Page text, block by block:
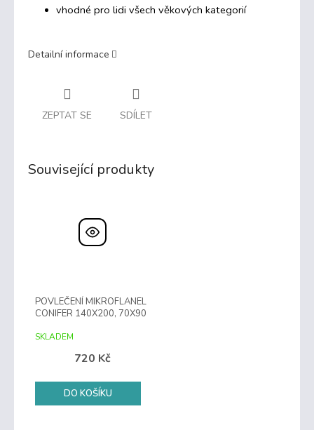
vhodné pro lidi všech věkových kategorií
Detailní informace
ZEPTAT SE SDÍLET
Související produkty
POVLEČENÍ MIKROFLANEL
CONIFER 140X200, 70X90
SKLADEM
720 Kč
DO KOŠÍKU